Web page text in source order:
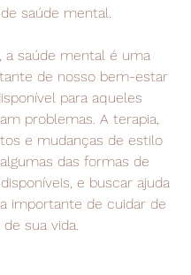
saúde mental.
a saúde mental é uma
de nosso bem-estar
para aqueles
problemas. A terapia,
e mudanças de estilo
das formas de
e buscar ajuda
importante de cuidar de
sua vida.